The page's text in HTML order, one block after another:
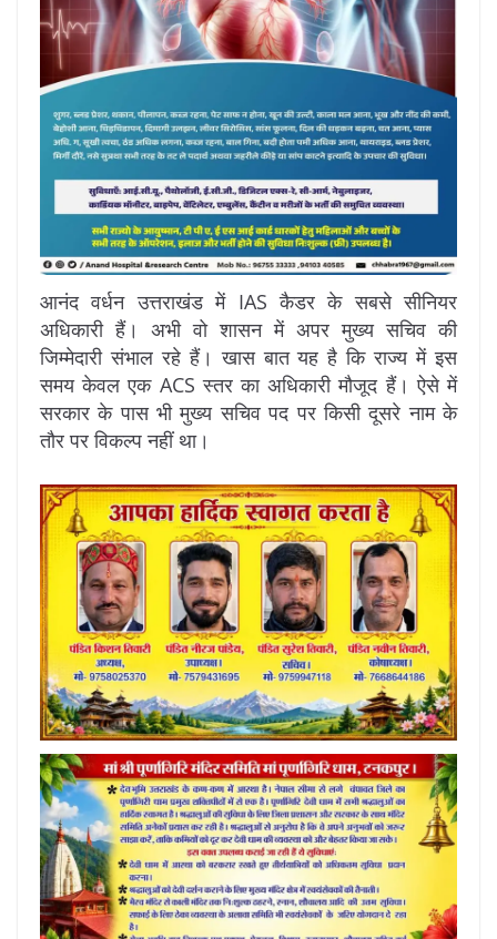
आनंद वर्धन उत्तराखंड में IAS कैडर के सबसे सीनियर
अधिकारी हैं। अभी वो शासन में अपर मुख्य सचिव की
जिम्मेदारी संभाल रहे हैं। खास बात यह है कि राज्य में इस
समय केवल एक ACS स्तर का अधिकारी मौजूद हैं। ऐसे में
सरकार के पास भी मुख्य सचिव पद पर किसी दूसरे नाम के
तौर पर विकल्प नहीं था।